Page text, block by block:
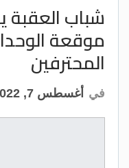
شباب
موقعة
المحترفين
في أغسطس 7, 2022